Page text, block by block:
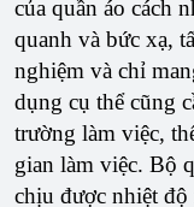
của quần áo cách
quanh và bức xạ,
nghiệm và chỉ
dụng cụ thể cũng
trường làm việc,
gian làm việc. Bộ
chịu được nhiệt